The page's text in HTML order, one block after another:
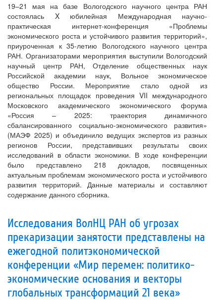
19–21 мая на базе Вологодского научного центра РАН
состоялась X юбилейная Международная научно-
практическая интернет-конференция «Проблемы
экономического роста и устойчивого развития территорий»,
приуроченная к 35-летию Вологодского научного центра
РАН. Организаторами мероприятия выступили Вологодский
научный центр РАН, Отделение общественных наук
Российской академии наук, Вольное экономическое
общество России. Мероприятие стало одной из
региональных площадок проведения VII международного
Московского академического экономического форума
«Россия – 2025: траектория динамичного
сбалансированного социально-экономического развития»
(МАЭФ 2025) и объединило ведущих экспертов из разных
регионов России, представивших результаты своих
исследований в области экономики. В ходе конференции
было представлено 218 докладов, посвященных
актуальным проблемам экономического роста и устойчивого
развития территорий. Данные материалы и составляют
содержание данного сборника.
Исследования ВолНЦ РАН об угрозах
прекаризации занятости представлены на
ежегодной политэкономической
конференции «Мир перемен: политико-
экономические основания и векторы
глобальных трансформаций 21 века»